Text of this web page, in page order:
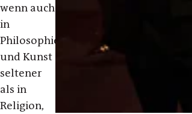
wenn auch
in
Philosophie
und Kunst
seltener
als in
Religion,